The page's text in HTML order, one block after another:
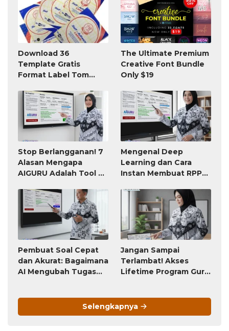
Download 36
Template Gratis
Format Label Tom
Word
The Ultimate Premium
Creative Font Bundle
Only $19
Stop Berlangganan! 7
Alasan Mengapa
AIGURU Adalah Tool AI
Worth It (Bayar 79
Ribu, Untung Seumur
Mengenal Deep
Learning dan Cara
Instan Membuat RPP
Pembuat Soal Cepat
dan Akurat: Bagaimana
AI Mengubah Tugas
Jangan Sampai
Terlambat! Akses
Lifetime Program Guru
Berubah Menjadi
Langganan Bulanan
Selengkapnya